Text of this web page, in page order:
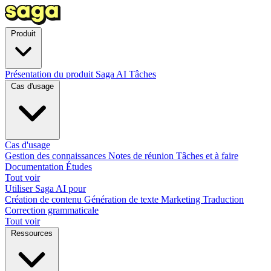
Présentation du produit Saga AI Tâches
Cas d'usage
Gestion des connaissances Notes de réunion Tâches et à faire
Documentation Études
Tout voir
Utiliser Saga AI pour
Création de contenu Génération de texte Marketing Traduction
Correction grammaticale
Tout voir